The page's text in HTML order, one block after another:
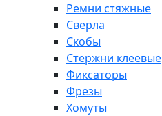
Ремни стяжные
Сверла
Скобы
Стержни клеевые
Фиксаторы
Фрезы
Хомуты